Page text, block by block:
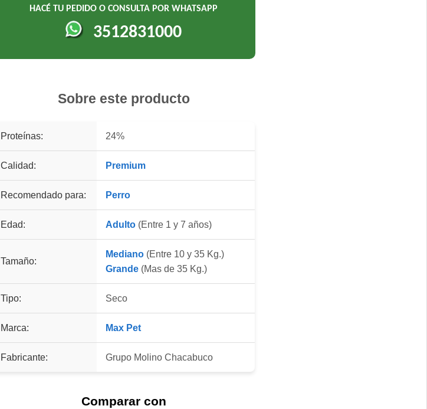
HACÉ TU PEDIDO O CONSULTA POR WHATSAPP
3512831000
Sobre este producto
Proteínas: 24%
Calidad: Premium
Recomendado para: Perro
Edad: Adulto (Entre 1 y 7 años)
Tamaño:
Mediano (Entre 10 y 35 Kg.)
Grande (Mas de 35 Kg.)
Tipo: Seco
Marca: Max Pet
Fabricante: Grupo Molino Chacabuco
Comparar con